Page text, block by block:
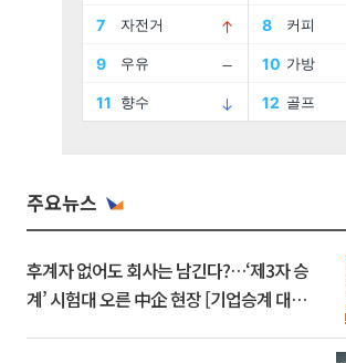
주요뉴스
후계자 없어도 회사는 남긴다?…‘제3자 승
계’ 시험대 오른 中企 현장 [기업승계 대전